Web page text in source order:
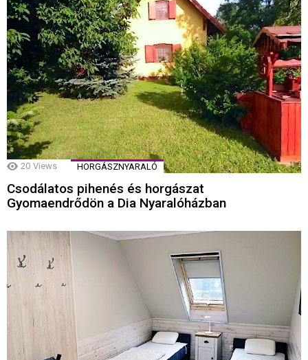
20 Views HORGÁSZNYARALÓ
Csodálatos pihenés és horgászat
Gyomaendrődön a Dia Nyaralóházban